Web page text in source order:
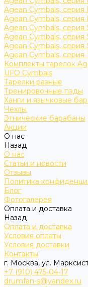
Agean Cymbals, серия
Agean Cymbals, серия
Agean Cymbals, серия
Agean Cymbals, серия
Agean Cymbals, серия
Agean Cymbals, серия
Комплекты тарелок
UFO Cymbals
Тарелки разные
Тренировочные пэды
Ханги и язычковые
Чехлы
Этнические барабаны
Акции
О нас
Назад
О нас
Статьи и новости
Отзывы
Политика
Блог
Фотогалерея
Оплата и доставка
Назад
Оплата и доставка
Условия оплаты
Условия доставки
Контакты
г. Москва, ул.
+7 (910) 475-04-17
drumfan-s@yandex.ru